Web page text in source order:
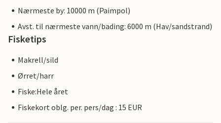
Nærmeste by: 10000 m (Paimpol)
Avst. til nærmeste vann/bading: 6000 m (Hav/sandstrand)
Fisketips
Makrell/sild
Ørret/harr
Fiske:Hele året
Fiskekort oblg. per. pers/dag : 15 EUR